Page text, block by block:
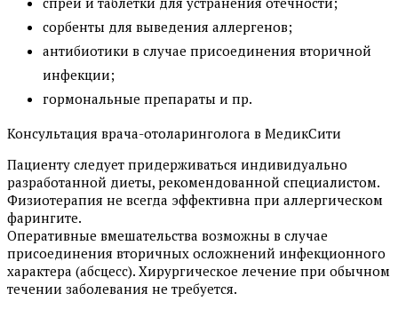
сорбенты для выведения аллергенов;
антибиотики в случае присоединения вторичной
инфекции;
гормональные препараты и пр.
Консультация врача-отоларинголога в МедикСити
Пациенту следует придерживаться индивидуально
разработанной диеты, рекомендованной специалистом.
Физиотерапия не всегда эффективна при аллергическом
фарингите.
Оперативные вмешательства возможны в случае
присоединения вторичных осложнений инфекционного
характера (абсцесс). Хирургическое лечение при обычном
течении заболевания не требуется.